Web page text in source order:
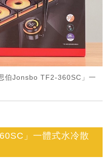
伯Jonsbo TF2-360SC」一
」一體式水冷散